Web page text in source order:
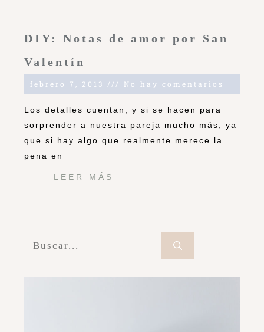
DIY: Notas de amor por San
Valentín
febrero 7, 2013 No hay comentarios
Los detalles cuentan, y si se hacen para
sorprender a nuestra pareja mucho más, ya
que si hay algo que realmente merece la
pena en
LEER MÁS